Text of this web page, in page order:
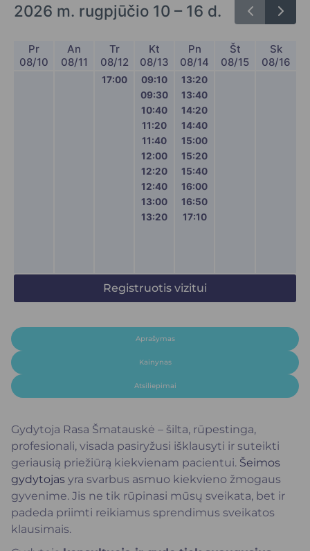
2026 m. rugpjūčio 10 – 16 d.
Pr
08/10
An
08/11
Tr
08/12
Kt
08/13
Pn
08/14
Št
08/15
Sk
08/16
17:00
09:10
09:30
10:40
11:20
11:40
12:00
12:20
12:40
13:00
13:20
13:20
13:40
14:20
14:40
15:00
15:20
15:40
16:00
16:50
17:10
Registruotis vizitui
Aprašymas
Kainynas
Atsiliepimai
Gydytoja Rasa Šmatauskė – šilta, rūpestinga,
profesionali, visada pasiryžusi išklausyti ir suteikti
geriausią priežiūrą kiekvienam pacientui. Šeimos
gydytojas yra svarbus asmuo kiekvieno žmogaus
gyvenime. Jis ne tik rūpinasi mūsų sveikata, bet ir
padeda priimti reikiamus sprendimus sveikatos
klausimais.